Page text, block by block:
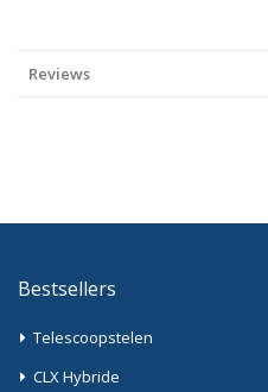
Reviews
Bestsellers
Telescoopstelen
CLX Hybride